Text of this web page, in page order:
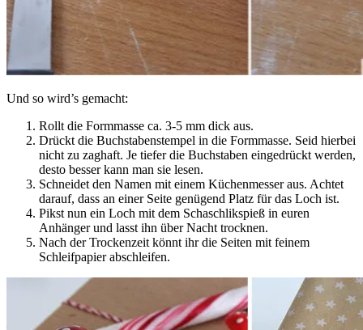
Und so wird’s gemacht:
Rollt die Formmasse ca. 3-5 mm dick aus.
Drückt die Buchstabenstempel in die Formmasse. Seid hierbei
nicht zu zaghaft. Je tiefer die Buchstaben eingedrückt werden,
desto besser kann man sie lesen.
Schneidet den Namen mit einem Küchenmesser aus. Achtet
darauf, dass an einer Seite genügend Platz für das Loch ist.
Pikst nun ein Loch mit dem Schaschlikspieß in euren
Anhänger und lasst ihn über Nacht trocknen.
Nach der Trockenzeit könnt ihr die Seiten mit feinem
Schleifpapier abschleifen.